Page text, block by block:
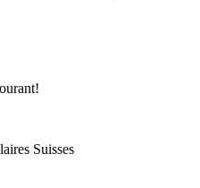
Suisses